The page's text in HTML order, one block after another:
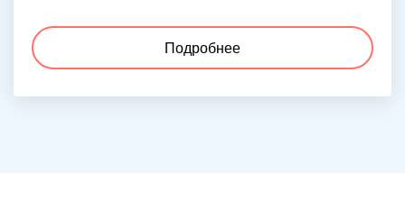
Подробнее